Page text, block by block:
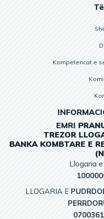
Kompetencat e
EMRI
TREZOR
BANKA KOMBTARE E
Llogaria
LLOGARIA E